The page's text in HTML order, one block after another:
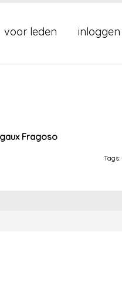
voor leden inloggen
Fragoso
Tags: